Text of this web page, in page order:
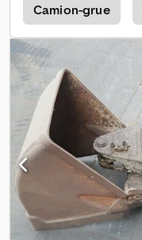
Camion-grue